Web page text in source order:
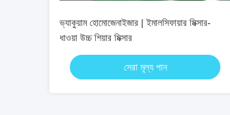
ভ্যাকুয়াম হোমোজেনাইজার | ইমালসিফায়ার মিক্সার-
ধাওয়া উচ্চ শিয়ার মিক্সার
সেরা মূল্য পান